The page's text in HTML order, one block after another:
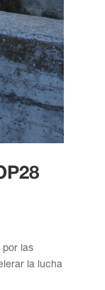
por las
la lucha